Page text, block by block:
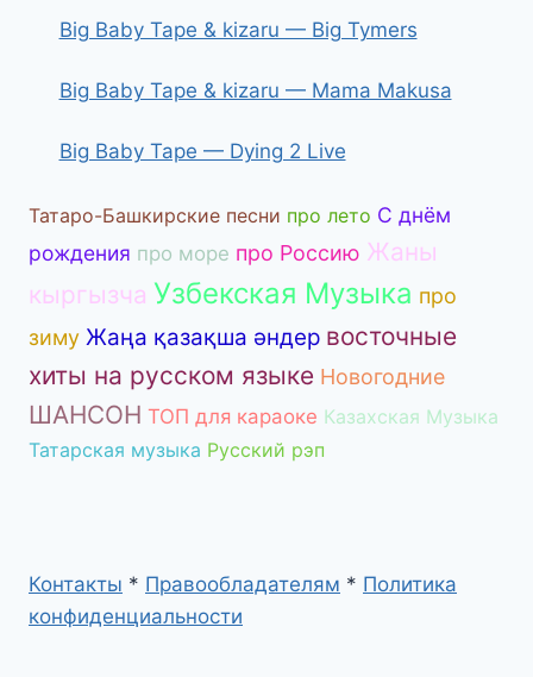
Big Baby Tape & kizaru — Big Tymers
Big Baby Tape & kizaru — Mama Makusa
Big Baby Tape — Dying 2 Live
Татаро-Башкирские песни про лето С днём
рождения про море про Россию Жаны
кыргызча Узбекская Музыка про
зиму Жаңа қазақша әндер восточные
хиты на русском языке Новогодние
ШАНСОН ТОП для караоке Казахская Музыка
Татарская музыка Русский рэп
Контакты * Правообладателям * Политика
конфиденциальности